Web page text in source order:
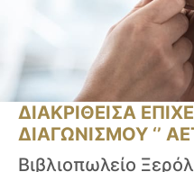
ΔΙΑΚΡΙΘΕΙΣΑ
ΔΙΑΓΩΝΙΣΜΟΥ ‘’
Βιβλιοπωλείο